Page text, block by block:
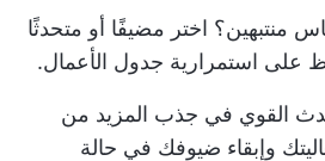
منتبهين؟ اختر مضيفًا أو متحدثًا
على استمرارية جدول الأعمال.
القوي في جذب المزيد من
وإبقاء ضيوفك في حالة